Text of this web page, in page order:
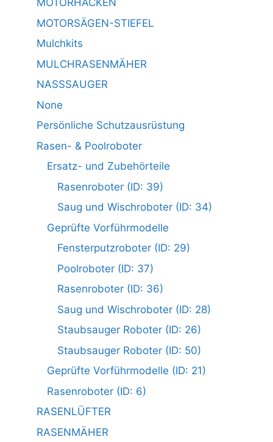
MOTORHACKEN
MOTORSÄGEN-STIEFEL
Mulchkits
MULCHRASENMÄHER
NASSSAUGER
None
Persönliche Schutzausrüstung
Rasen- & Poolroboter
Ersatz- und Zubehörteile
Rasenroboter (ID: 39)
Saug und Wischroboter (ID: 34)
Geprüfte Vorführmodelle
Fensterputzroboter (ID: 29)
Poolroboter (ID: 37)
Rasenroboter (ID: 36)
Saug und Wischroboter (ID: 28)
Staubsauger Roboter (ID: 26)
Staubsauger Roboter (ID: 50)
Geprüfte Vorführmodelle (ID: 21)
Rasenroboter (ID: 6)
RASENLÜFTER
RASENMÄHER